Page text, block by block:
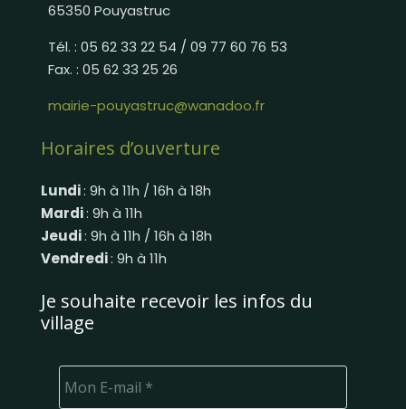
65350 Pouyastruc
Tél. : 05 62 33 22 54 / 09 77 60 76 53
Fax. : 05 62 33 25 26
mairie-pouyastruc@wanadoo.fr
Horaires d’ouverture
Lundi: 9h à 11h / 16h à 18h
Mardi: 9h à 11h
Jeudi: 9h à 11h / 16h à 18h
Vendredi: 9h à 11h
Je souhaite recevoir les infos du
village